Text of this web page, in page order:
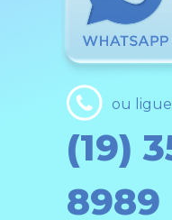
ou ligue
(19)
8989